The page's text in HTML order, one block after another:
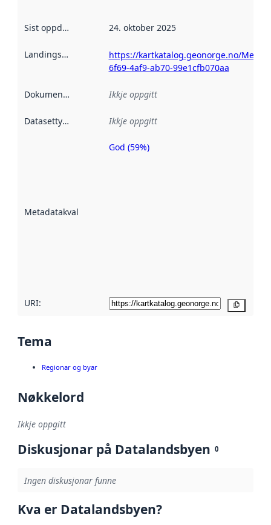
Sist oppdatert 24. oktober 2025
Landingsside
https://kartkatalog.geonorge.no/
6f69-4af9-ab70-99e1cfb070aa
Dokumentasjon Ikkje oppgitt
Datasettype Ikkje oppgitt
Metadatakvalitet
Metadatakvalitet
God (59%)
URI:
Tema
Regionar og byar
Nøkkelord
Ikkje oppgitt
Diskusjonar på Datalandsbyen 0
Ingen diskusjonar funne
Kva er Datalandsbyen?